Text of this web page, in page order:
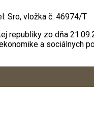
Sro, vložka č. 46974/T
republiky zo dňa
a sociálnych